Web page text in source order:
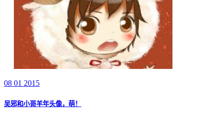
08 01 2015
吴邪和小哥羊年头像，萌！